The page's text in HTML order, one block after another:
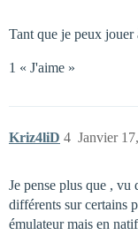
Tant que je peux jouer
1 « J'aime »
Kriz4liD Janvier
4
Je pense plus que , vu
différents sur certains
émulateur mais en